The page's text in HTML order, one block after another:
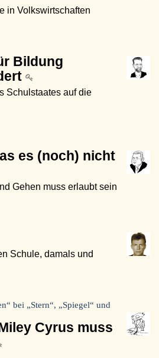
in Volkswirtschaften
Bildung
Schulstaates auf die
es (noch) nicht
Gehen muss erlaubt sein
Schule, damals und
bei „Stern“, „Spiegel“ und
Cyrus muss